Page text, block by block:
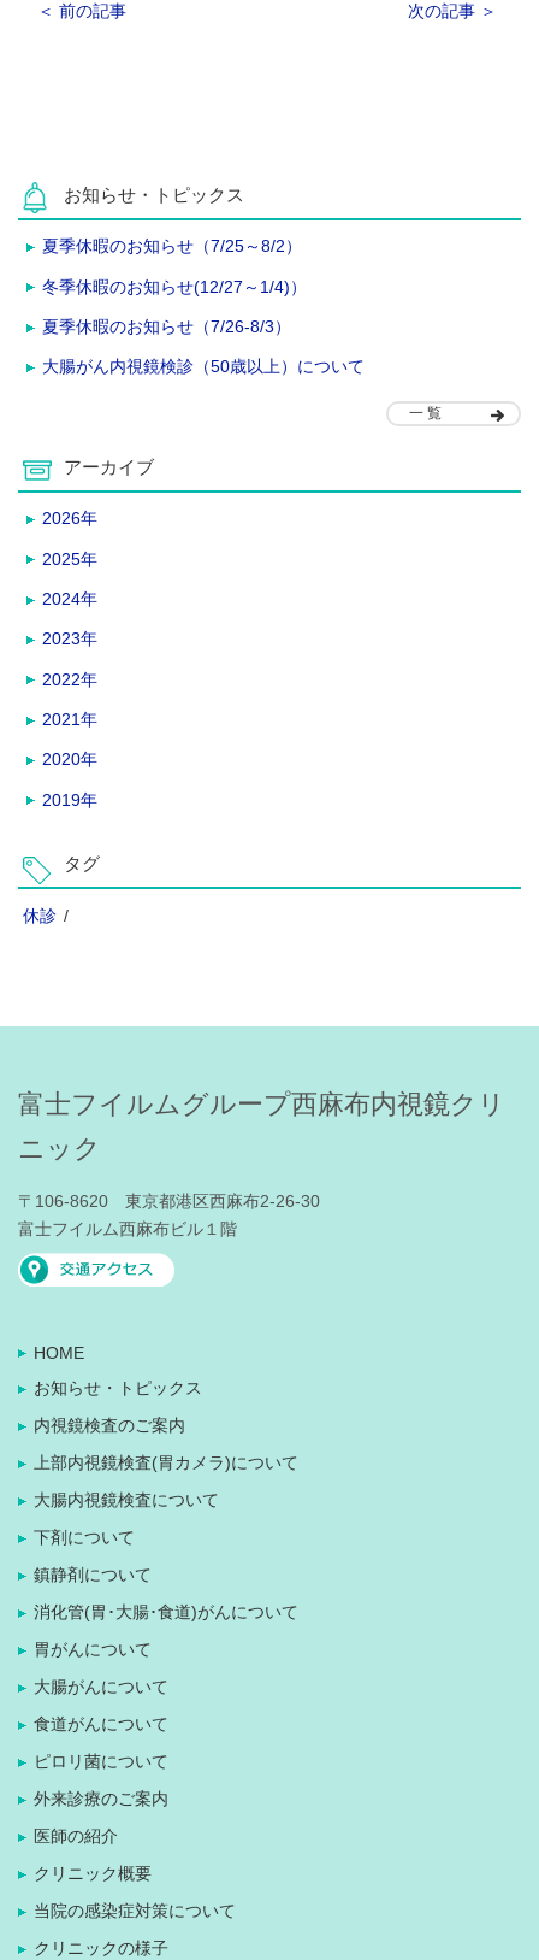
＜ 前の記事 次の記事 ＞
お知らせ・トピックス
夏季休暇のお知らせ（7/25～8/2）
冬季休暇のお知らせ(12/27～1/4)）
夏季休暇のお知らせ（7/26-8/3）
大腸がん内視鏡検診（50歳以上）について
一 覧
アーカイブ
2026年
2025年
2024年
2023年
2022年
2021年
2020年
2019年
タグ
休診 /
富士フイルムグループ西麻布内視鏡クリ
ニック
〒106-8620 東京都港区西麻布2-26-30
富士フイルム西麻布ビル１階
HOME
お知らせ・トピックス
内視鏡検査のご案内
上部内視鏡検査(胃カメラ)について
大腸内視鏡検査について
下剤について
鎮静剤について
消化管(胃･大腸･食道)がんについて
胃がんについて
大腸がんについて
食道がんについて
ピロリ菌について
外来診療のご案内
医師の紹介
クリニック概要
当院の感染症対策について
クリニックの様子